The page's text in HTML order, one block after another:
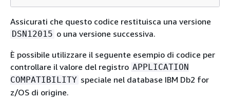
Assicurati che questo codice restituisca una versione
DSN12015 o una versione successiva.
È possibile utilizzare il seguente esempio di codice per
controllare il valore del registro APPLICATION
COMPATIBILITY speciale nel database IBM Db2 for
z/OS di origine.